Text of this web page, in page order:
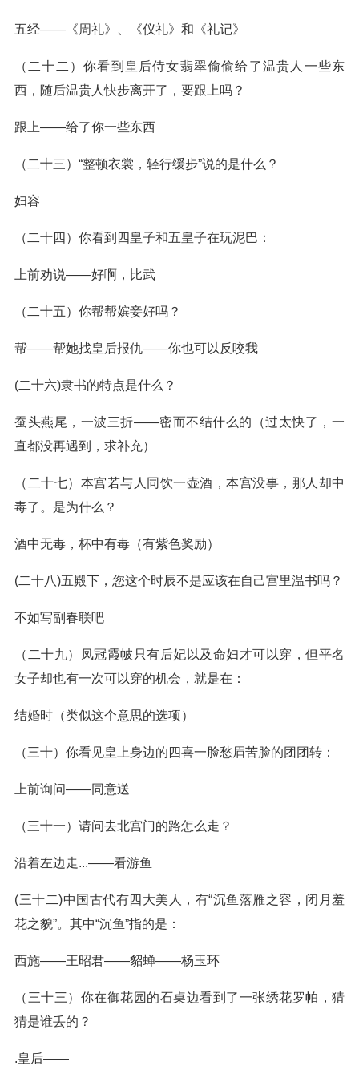
五经——《周礼》、《仪礼》和《礼记》
（二十二）你看到皇后侍女翡翠偷偷给了温贵人一些东
西，随后温贵人快步离开了，要跟上吗？
跟上——给了你一些东西
（二十三）“整顿衣裳，轻行缓步”说的是什么？
妇容
（二十四）你看到四皇子和五皇子在玩泥巴：
上前劝说——好啊，比武
（二十五）你帮帮嫔妾好吗？
帮——帮她找皇后报仇——你也可以反咬我
(二十六)隶书的特点是什么？
蚕头燕尾，一波三折——密而不结什么的（过太快了，一
直都没再遇到，求补充）
（二十七）本宫若与人同饮一壶酒，本宫没事，那人却中
毒了。是为什么？
酒中无毒，杯中有毒（有紫色奖励）
(二十八)五殿下，您这个时辰不是应该在自己宫里温书吗？
不如写副春联吧
（二十九）凤冠霞帔只有后妃以及命妇才可以穿，但平名
女子却也有一次可以穿的机会，就是在：
结婚时（类似这个意思的选项）
（三十）你看见皇上身边的四喜一脸愁眉苦脸的团团转：
上前询问——同意送
（三十一）请问去北宫门的路怎么走？
沿着左边走...——看游鱼
(三十二)中国古代有四大美人，有“沉鱼落雁之容，闭月羞
花之貌”。其中“沉鱼”指的是：
西施——王昭君——貂蝉——杨玉环
（三十三）你在御花园的石桌边看到了一张绣花罗帕，猜
猜是谁丢的？
.皇后——